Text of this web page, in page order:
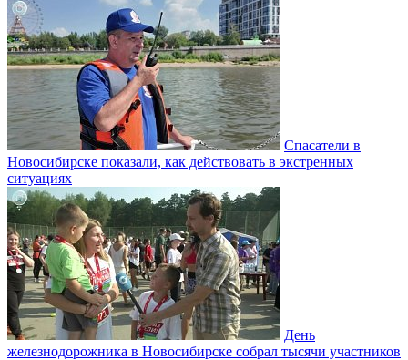
Спасатели в
Новосибирске показали, как действовать в экстренных
ситуациях
День
железнодорожника в Новосибирске собрал тысячи участников